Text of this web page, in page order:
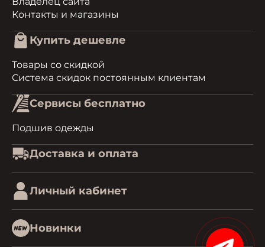
Контакты и магазины
Купить дешевле
Товары со скидкой
Система скидок постоянным клиентам
Сервисы бесплатно
Подшив одежды
Доставка и оплата
Личный кабинет
Новинки